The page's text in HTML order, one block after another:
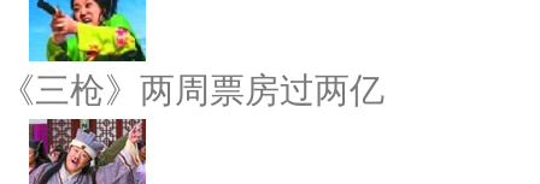
《三枪》两周票房过两亿